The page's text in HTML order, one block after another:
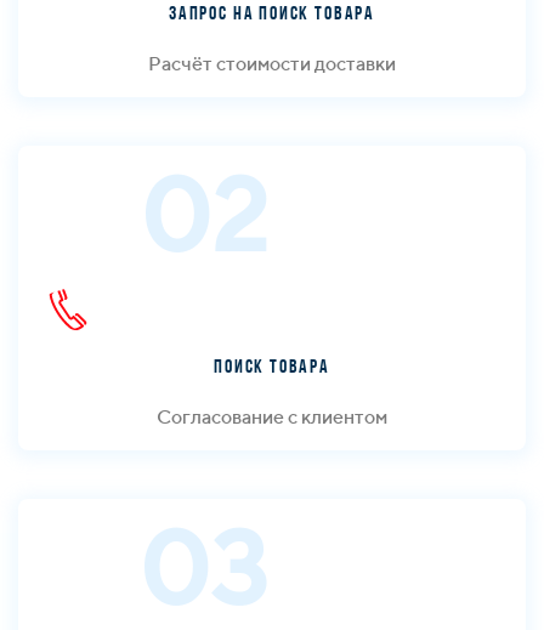
Запрос на поиск товара
Расчёт стоимости доставки
02
Поиск товара
Согласование с клиентом
03